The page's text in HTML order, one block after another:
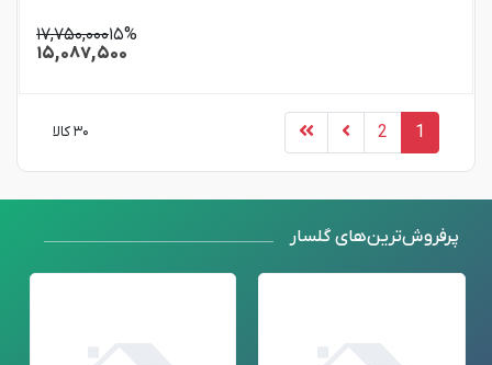
۱۷,۷۵۰,۰۰۰۱۵%
۱۵,۰۸۷,۵۰۰
1
2 ۳۰ کالا
پرفروش‌ترین‌های گلسار